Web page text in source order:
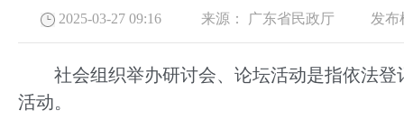
2025-03-27 09:16 来源： 广东省民政厅 发布
社会组织举办研讨会、论坛活动是指依法登
活动。